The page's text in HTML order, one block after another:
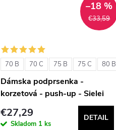
€33,59
–18 %
70 B 70 C 75 B 75 C 80 B
Dámska podprsenka -
korzetová - push-up - Sielei
€27,29
Skladom 1 ks
DETAIL